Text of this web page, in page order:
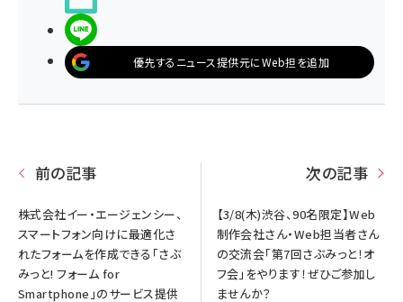
優先するニュース提供元にWeb担を追加
前の記事
株式会社イー・エージェンシー、
スマートフォン向けに最適化さ
れたフォームを作成できる「さぶ
みっと! フォーム for
Smartphone」のサービス提供
次の記事
【3/8(木)渋谷、90名限定】Web
制作会社さん・Web担当者さん
の交流会「第7回さぶみっと！オ
フ会」をやります！ぜひご参加し
ませんか？